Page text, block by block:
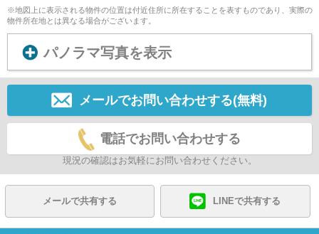
※地図上に表示される物件の位置は付近住所に所在することを表すものであり、実際の
物件所在地とは異なる場合がございます。
パノラマ写真を表示
メールでお問い合わせする(無料)
電話でお問い合わせする
現況の確認はお気軽にお問い合わせください。
メールで共有する LINEで共有する